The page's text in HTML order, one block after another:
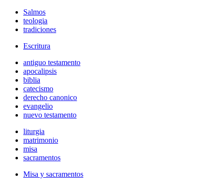
Salmos
teologia
tradiciones
Escritura
antiguo testamento
apocalipsis
biblia
catecismo
derecho canonico
evangelio
nuevo testamento
liturgia
matrimonio
misa
sacramentos
Misa y sacramentos